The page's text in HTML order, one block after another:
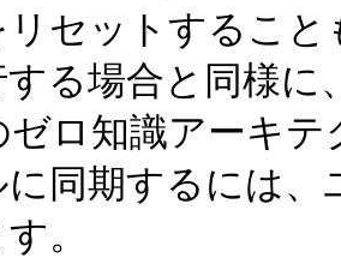
セットするこ
する場合と同様
ロ知識アーキテ
に同期するには
。